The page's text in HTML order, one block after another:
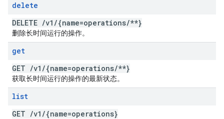
delete
DELETE /v1 /{name=operations/**}
删除长时间运行的操作。
get
GET /v1 /{name=operations/**}
获取长时间运行的操作的最新状态。
list
GET /v1 /{name=operations}